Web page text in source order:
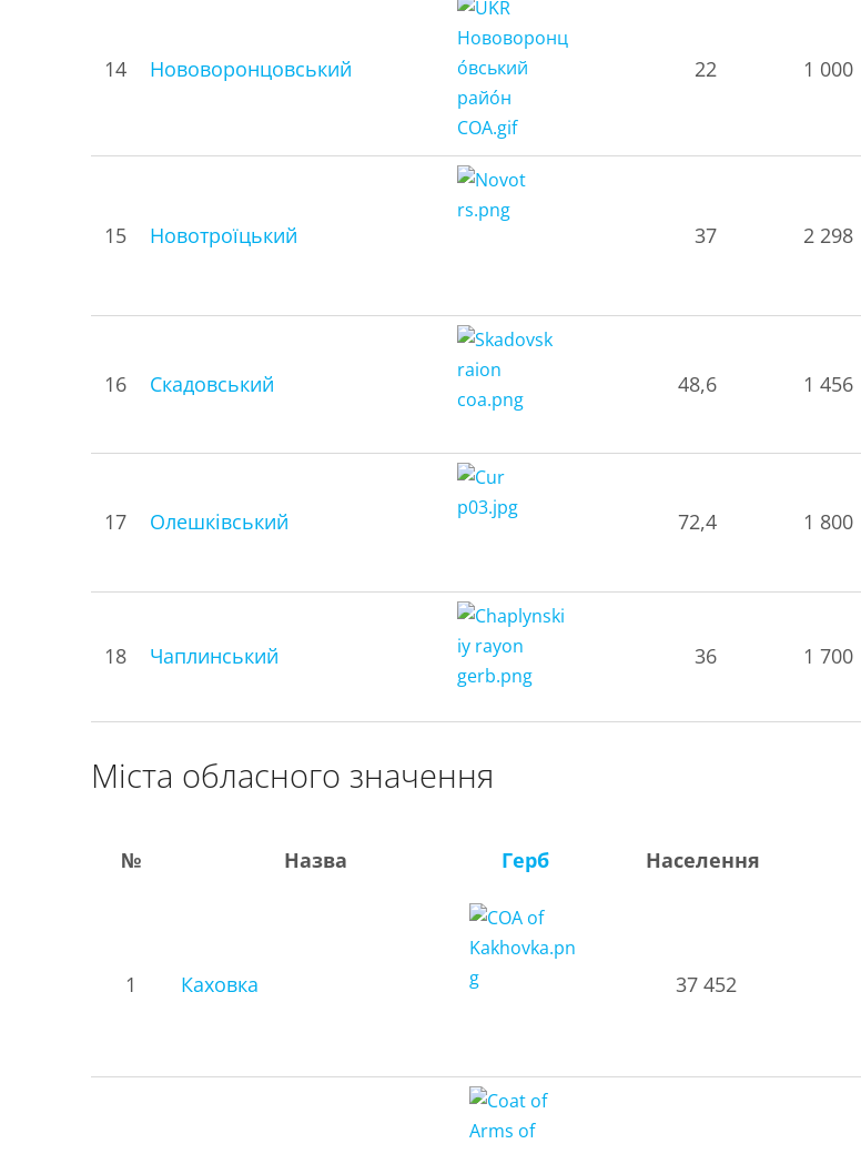
14 Нововоронцовський 22 1 000
15 Новотроїцький 37 2 298
16 Скадовський 48,6 1 456
17 Олешківський 72,4 1 800
18 Чаплинський 36 1 700
Міста обласного значення
№ Назва Герб Населення
1 Каховка 37 452